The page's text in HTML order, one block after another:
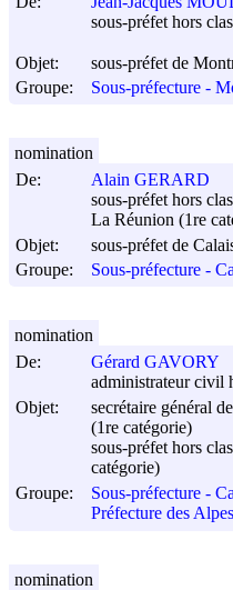
sous-préfet hors
Objet:
sous-préfet de
Groupe:
Sous-préfecture -
De:
Alain GERARD
sous-préfet hors
La Réunion (1re
Objet:
sous-préfet de
Groupe:
Sous-préfecture -
nomination
De:
Gérard GAVORY
administrateur civil
Objet:
secrétaire général
(1re catégorie)
sous-préfet hors
catégorie)
Groupe:
Sous-préfecture -
Préfecture des
nomination
nomination